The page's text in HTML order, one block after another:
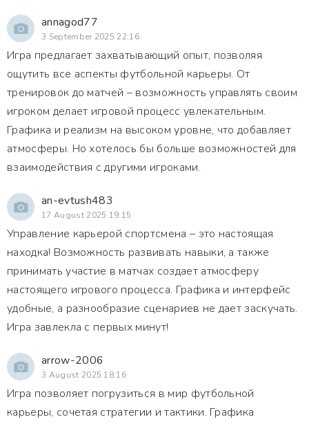
annagod77
3 September 2025 22:16
Игра предлагает захватывающий опыт, позволяя
ощутить все аспекты футбольной карьеры. От
тренировок до матчей – возможность управлять своим
игроком делает игровой процесс увлекательным.
Графика и реализм на высоком уровне, что добавляет
атмосферы. Но хотелось бы больше возможностей для
взаимодействия с другими игроками.
an-evtush483
17 August 2025 19:15
Управление карьерой спортсмена – это настоящая
находка! Возможность развивать навыки, а также
принимать участие в матчах создает атмосферу
настоящего игрового процесса. Графика и интерфейс
удобные, а разнообразие сценариев не дает заскучать.
Игра завлекла с первых минут!
arrow-2006
3 August 2025 18:16
Игра позволяет погрузиться в мир футбольной
карьеры, сочетая стратегии и тактики. Графика